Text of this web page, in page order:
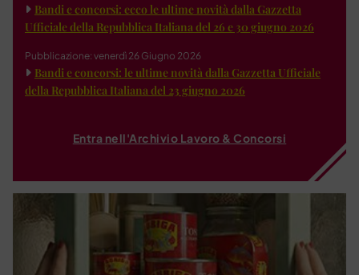
Bandi e concorsi: ecco le ultime novità dalla Gazzetta
Ufficiale della Repubblica Italiana del 26 e 30 giugno 2026
Pubblicazione: venerdì 26 Giugno 2026
Bandi e concorsi: le ultime novità dalla Gazzetta Ufficiale
della Repubblica Italiana del 23 giugno 2026
Entra nell'Archivio Lavoro & Concorsi